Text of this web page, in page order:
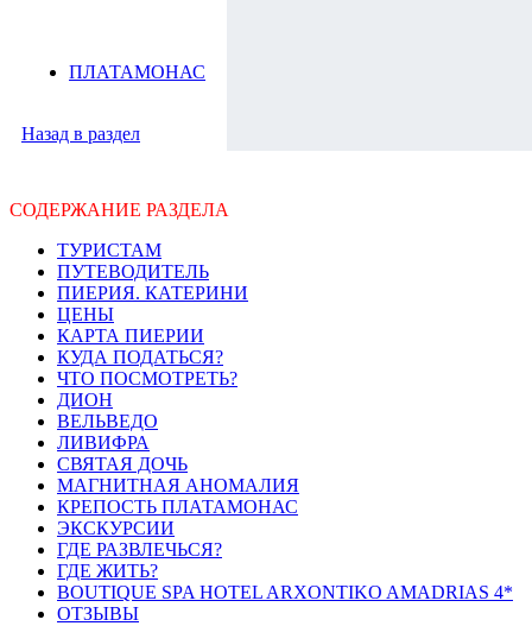
ПЛАТАМОНАС
Назад в раздел
СОДЕРЖАНИЕ РАЗДЕЛА
ТУРИСТАМ
ПУТЕВОДИТЕЛЬ
ПИЕРИЯ. КАТЕРИНИ
ЦЕНЫ
КАРТА ПИЕРИИ
КУДА ПОДАТЬСЯ?
ЧТО ПОСМОТРЕТЬ?
ДИОН
ВЕЛЬВЕДО
ЛИВИФРА
СВЯТАЯ ДОЧЬ
МАГНИТНАЯ АНОМАЛИЯ
КРЕПОСТЬ ПЛАТАМОНАС
ЭКСКУРСИИ
ГДЕ РАЗВЛЕЧЬСЯ?
ГДЕ ЖИТЬ?
BOUTIQUE SPA HOTEL ARXONTIKO AMADRIAS 4*
ОТЗЫВЫ